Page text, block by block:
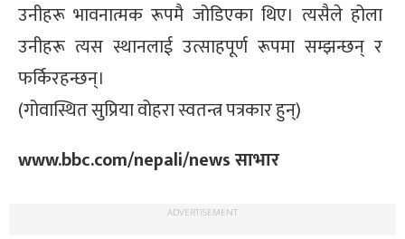
उनीहरू भावनात्मक रूपमै जोडिएका थिए। त्यसैले होला
उनीहरू त्यस स्थानलाई उत्साहपूर्ण रूपमा सम्झन्छन् र
फर्किरहन्छन्।
(गोवास्थित सुप्रिया वोहरा स्वतन्त्र पत्रकार हुन्)
www.bbc.com/nepali/news साभार
ADVERTISEMENT